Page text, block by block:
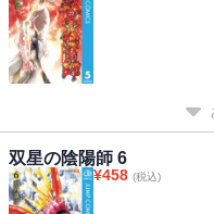
双星の陰陽師 6
¥458 (税込)